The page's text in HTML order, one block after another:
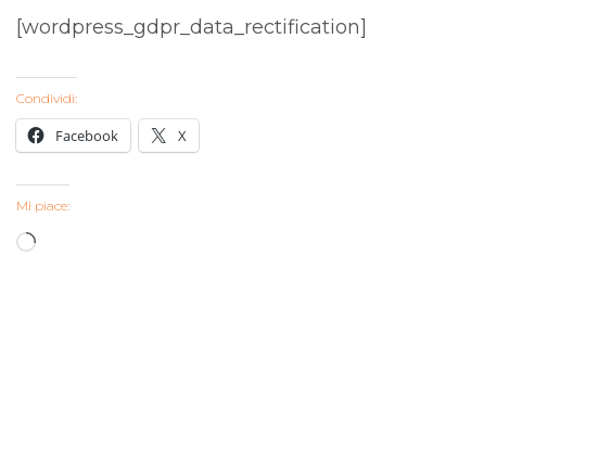
[wordpress_gdpr_data_rectification]
Condividi:
Facebook X
Mi piace:
Caricamento in corso…